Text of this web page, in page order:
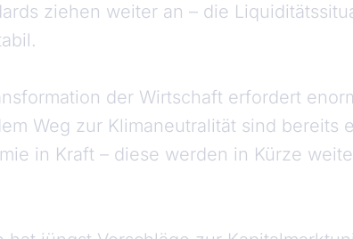
ziehen weiter an – die
der Wirtschaft erfordert
Weg zur Klimaneutralität sind bereits
in Kraft – diese werden in Kürze